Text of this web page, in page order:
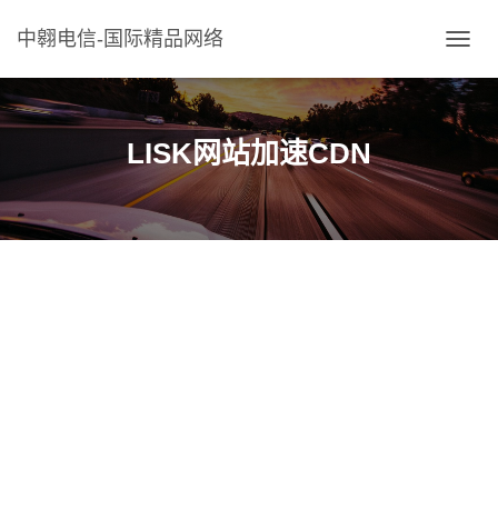
中翱电信-国际精品网络
换
导
航
LISK网站加速CDN